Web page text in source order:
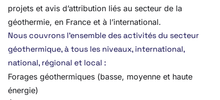
projets et avis d’attribution liés au secteur de la
géothermie, en France et à l’international.
Nous couvrons l’ensemble des activités du secteur
géothermique, à tous les niveaux, international,
national, régional et local :
Forages géothermiques (basse, moyenne et haute
énergie)